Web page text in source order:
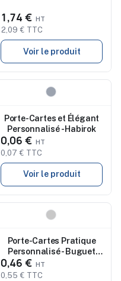
1,74 €
2,09 € TTC
Voir le produit
Porte-Cartes et Élégant
Personnalisé - Habirok
0,06 €
0,07 € TTC
Voir le produit
Porte-Cartes Pratique
Personnalisé - Buguet
pas cher
0,46 €
0,55 € TTC